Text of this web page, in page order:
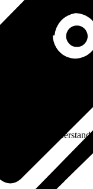
T ohne Dachüberstand: